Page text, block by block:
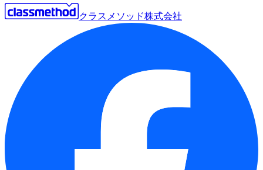
クラスメソッド株式会社